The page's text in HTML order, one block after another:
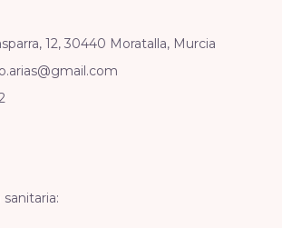
12, 30440 Moratalla, Murcia
sanitaria: